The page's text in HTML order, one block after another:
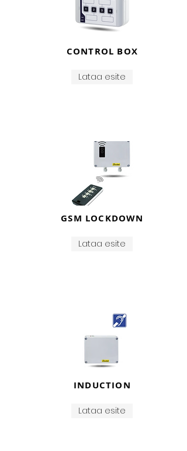
CONTROL BOX
Lataa esite
GSM LOCKDOWN
Lataa esite
INDUCTION
Lataa esite